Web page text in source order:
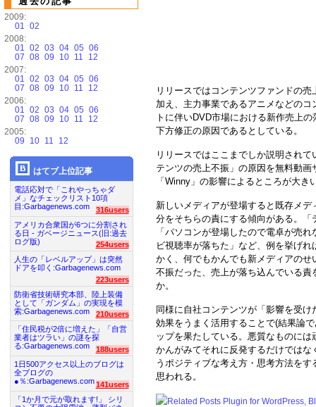
リリースではコンテンツファンドの
加え、主力事業であるアニメなどの
トに伴いDVD市場における新作売上
下方修正の原因であるとしている。
リリースではここまでしか説明され
テンツの売上不振」の原因を無料動画
「Winny」の影響によるところが大
新しいメディアが登場すると既存メ
分をそちらの責にする傾向がある。
「パソコンが登場したので電卓が売
ビ視聴率が落ちた」など、例を挙げ
かく、何でもかんでも新メディアの
不振だった、売上が落ち込んでいる
か。
同様に自社コンテンツが「影響を受け
効果をうまく活用することで(結果論
ップを果たしている。悪質なものに
かんがみてそれに反発するだけでは
うポジティブな考え方・思考方法を
思われる。
2009:
01 02
2008:
01 02 03 04 05 06
07 08 09 10 11
12
2007:
01 02 03 04 05 06
07 08 09 10 11
12
2006:
01 02 03 04 05 06
07 08 09 10 11
12
2005:
09
10 11 12
はてブ上位記事
電話応対で「これやっちゃダ
メ」なチェックリスト10項
目:Garbagenews.com
316users
アメリカ合衆国が6つに分割され
る日 - ガベージニュース(旧:過去
ログ版)
254users
人生の「レベルアップ」は突然
ドアを叩く:Garbagenews.com
223users
防衛省技術研究本部、陸上装備
として「ガンダム」の実現を模
索:Garbagenews.com
210users
「住民税が2倍に増えた」「自営
業者はツラい」の謎を探
る:Garbagenews.com
188users
1日500アクセス以上のブログは
全ブログの
●％:Garbagenews.com 141users
「1か月で元が取れます!」 シリ